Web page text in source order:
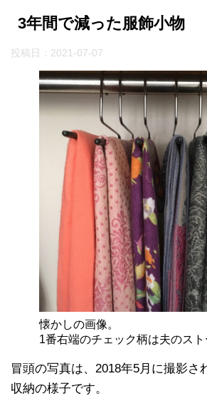
3年間で減った服飾小物
投稿日： 2021-07-07
懐かしの画像。
1番右端のチェック柄は夫のス
冒頭の写真は、2018年5月に撮影さ
収納の様子です。